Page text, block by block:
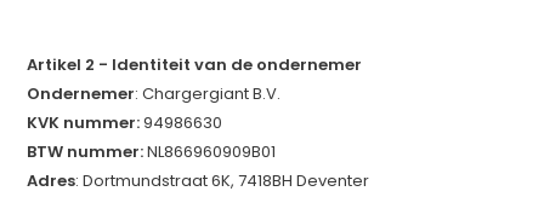
Artikel 2 - Identiteit van de ondernemer
Ondernemer: Chargergiant B.V.
KVK nummer:94986630
BTW nummer:NL866960909B01
Adres: Dortmundstraat 6K, 7418BH Deventer